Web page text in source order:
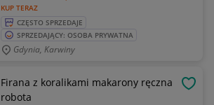
KUP TERAZ
CZĘSTO SPRZEDAJE
SPRZEDAJĄCY: OSOBA PRYWATNA
Gdynia, Karwiny
Firana z koralikami makarony ręczna
robota